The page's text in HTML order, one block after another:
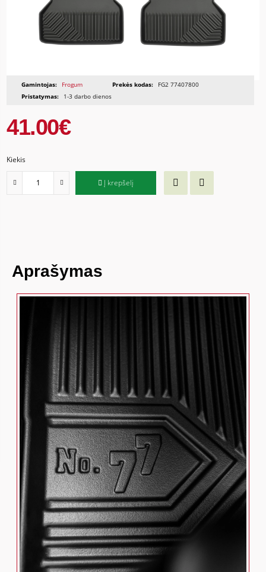
Gamintojas: Frogum Prekės kodas:
FG2 77407800
Pristatymas:
1-3 darbo dienos
41.00€
Kiekis
Į krepšelį
Aprašymas